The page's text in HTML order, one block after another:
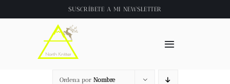
al
SUSCRÍBETE A MI NEWSLETTER
Toggle
Inicio
Ordena por Nombre